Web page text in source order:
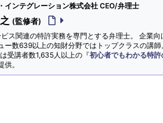
インテグレーション株式会社 CEO/弁理士
(監修者)
ス関連の特許実務を専門とする弁理士。 企業
ー数639以上の知財分野ではトップクラスの講師
受講者数1,635人以上の『初心者でもわかる特
供。